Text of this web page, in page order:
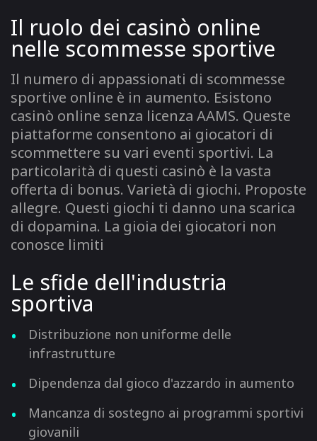
Il ruolo dei casinò online
nelle scommesse sportive
Il numero di appassionati di scommesse
sportive online è in aumento. Esistono
casinò online senza licenza AAMS. Queste
piattaforme consentono ai giocatori di
scommettere su vari eventi sportivi. La
particolarità di questi casinò è la vasta
offerta di bonus. Varietà di giochi. Proposte
allegre. Questi giochi ti danno una scarica
di dopamina. La gioia dei giocatori non
conosce limiti
Le sfide dell'industria
sportiva
Distribuzione non uniforme delle
infrastrutture
Dipendenza dal gioco d'azzardo in aumento
Mancanza di sostegno ai programmi sportivi
giovanili